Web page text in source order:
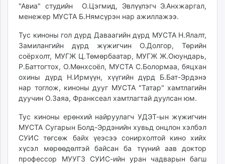
mminfo.mn
ugluu.mn
urlag.mn
unen.mn
asu.mn
shudarga.mn
shuurhai.mn
unuudur.mn
mglradio.com
fact.mn
tumen.mn
"Авиа" студийн О.Цэгмид, Эвлүүлэгч Э.Анхжаргал,
менежер МУСТА Б.Нямсүрэн нар ажиллажээ.
Тус киноны гол дүрд Даваагийн дүрд МУСТА Н.Ялалт,
Замилангийн дүрд жүжигчин О.Долгор, Төрийн
соёрхолт, МУГЖ Ц.Төмөрбаатар, МУГЖ Ж.Оюундарь,
Р.Баттогтох, О.Мөнхсоёл, МУСТА С.Болормаа, бяцхан
охины дүрд Н.Ирмүүн, хүүгийн дүрд Б.Бат-Эрдэнэ
нар тоглож, киноны дууг МУСТА "Татар" хамтлагийн
дуучин О.Заяа, Франксеал хамтлагтай дуулсан юм.
Тус киноны ерөнхий найруулагч УДЭТ-ын жүжигчин
МУСТА Сугарын Болд-Эрдэнийн хувьд онцлон хэлбэл
СУИС төгсөж байх үеэсээ сонирхолтой кино хийх
хүсэл мөрөөдөлтэй байсан ба түүний аав доктор
профессор МУУГЗ СУИС-ийн уран чадварын багш